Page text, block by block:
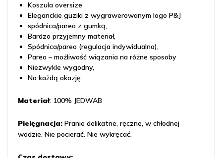
Koszula oversize
Eleganckie guziki z wygrawerowanym logo P&J
spódnica/pareo z gumką,
Bardzo przyjemny materiał,
Spódnica/pareo (regulacja indywidualna),
Pareo – możliwość wiązania na różne sposoby
Niezwykle wygodny,
Na każdą okazję
Materiał: 100% JEDWAB
Pielęgnacja: Pranie delikatne, ręczne, w chłodnej
wodzie. Nie pocierać. Nie wykręcać.